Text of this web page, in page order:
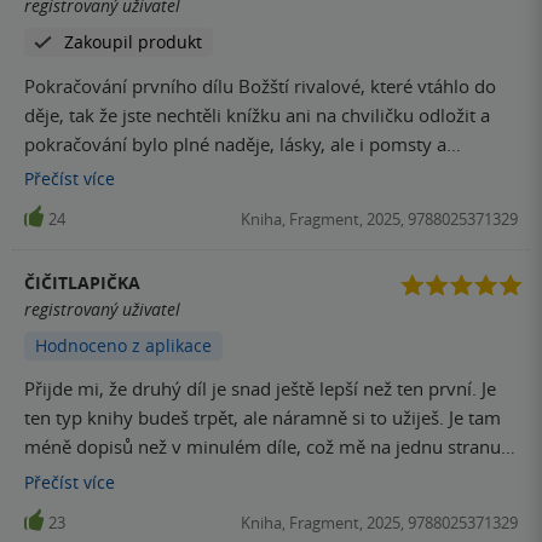
několika zvraty a autorka nás do poslední chvíle drží v
nevědomosti a jen se modlíte,aby vše dobře dopadlo.
prostor i vedlejším postavám. SPOILER!! Nicméně mě
trochu zamrzel konec, čekala jsem,že truchlení Iris bude
emotivnější a hlubší vzhledem k tomu,jak silné pouto je
spojovalo a jak pro něj riskovala.
registrovaný uživatel
Zakoupil produkt
Pokračování prvního dílu Božští rivalové, které vtáhlo do
děje, tak že jste nechtěli knížku ani na chviličku odložit a
pokračování bylo plné naděje, lásky, ale i pomsty a
smutku. Kniha přečtena jedním dechem. Příběh je tak
krásně napsaný, že v táhne do děje každého.
Přečíst více
24 Kniha, Fragment, 2025, 9788025371329
ČIČITLAPIČKA
registrovaný uživatel
Hodnoceno z aplikace
Přijde mi, že druhý díl je snad ještě lepší než ten první. Je
ten typ knihy budeš trpět, ale náramně si to užiješ. Je tam
méně dopisů než v minulém díle, což mě na jednu stranu
trochu mrzí, protože by si všechny dopisy z Božských
rivalů nejradši nechala zarámovat. Dlouho vás bude bolet
ta vzdálenost mezi Romanem a Iris, ale až se poprvé
Přečíst více
23 Kniha, Fragment, 2025, 9788025371329